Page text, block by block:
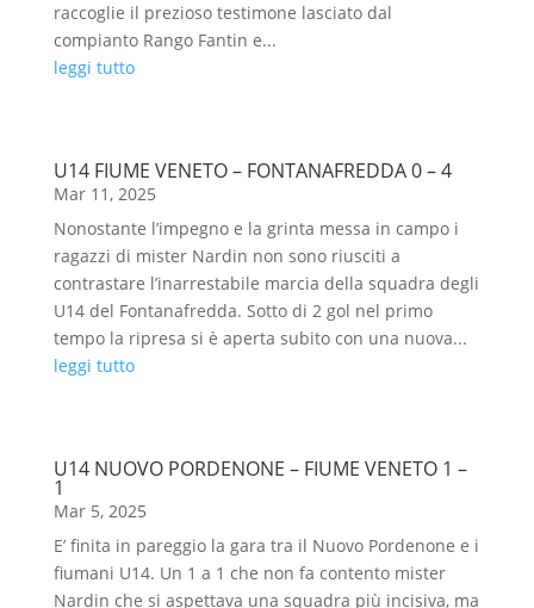
raccoglie il prezioso testimone lasciato dal
compianto Rango Fantin e...
leggi tutto
U14 FIUME VENETO – FONTANAFREDDA 0 – 4
Mar 11, 2025
Nonostante l’impegno e la grinta messa in campo i
ragazzi di mister Nardin non sono riusciti a
contrastare l’inarrestabile marcia della squadra degli
U14 del Fontanafredda. Sotto di 2 gol nel primo
tempo la ripresa si è aperta subito con una nuova...
leggi tutto
U14 NUOVO PORDENONE – FIUME VENETO 1 –
1
Mar 5, 2025
E’ finita in pareggio la gara tra il Nuovo Pordenone e i
fiumani U14. Un 1 a 1 che non fa contento mister
Nardin che si aspettava una squadra più incisiva, ma